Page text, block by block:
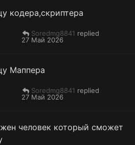
кодера,скриптера
27 Май 2026
Soredmg8841
Маппера
27 Май 2026
Soredmg8841
человек который сможет